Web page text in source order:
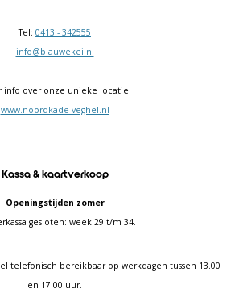
Tel: 0413 - 342555
info@blauwekei.nl
info over onze unieke locatie:
www.noordkade-veghel.nl
Kassa & kaartverkoop
Openingstijden zomer
gesloten: week 29 t/m 34.
telefonisch bereikbaar op werkdagen tussen 13.00
en 17.00 uur.